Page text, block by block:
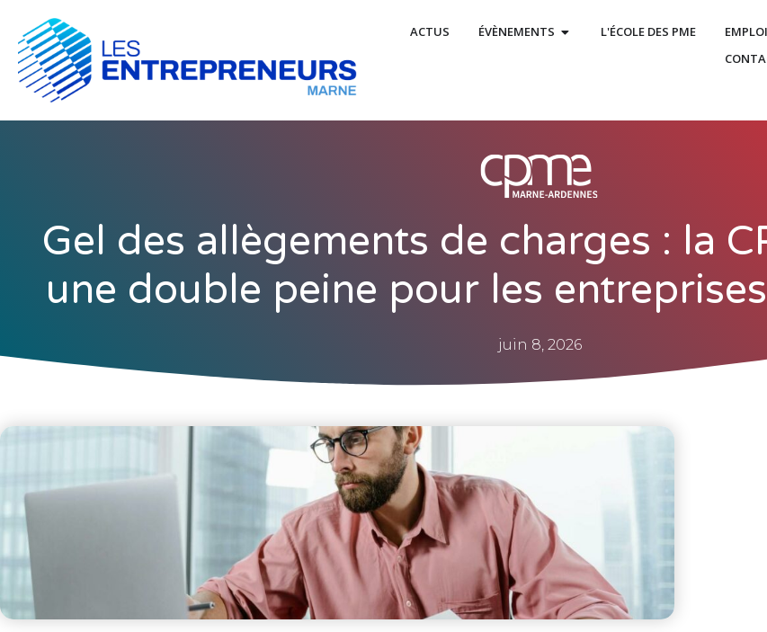
ACTUS ÉVÈNEMENTS L'ÉCOLE DES PME
Gel des allègements de charges : la
une double peine pour les
juin 8, 2026